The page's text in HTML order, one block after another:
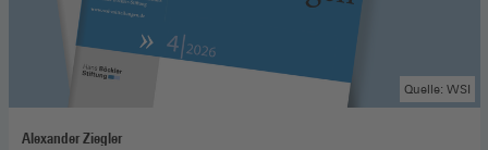
Alexander Ziegler
Quelle: WSI